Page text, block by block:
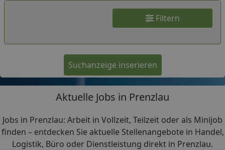
Filtern
Suchanzeige inserieren
Aktuelle Jobs in Prenzlau
Jobs in Prenzlau: Arbeit in Vollzeit, Teilzeit oder als Minijob
finden – entdecken Sie aktuelle Stellenangebote in Handel,
Logistik, Büro oder Dienstleistung direkt in Prenzlau.